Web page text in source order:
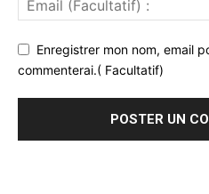
Enregistrer mon nom, email
commenterai.( Facultatif)